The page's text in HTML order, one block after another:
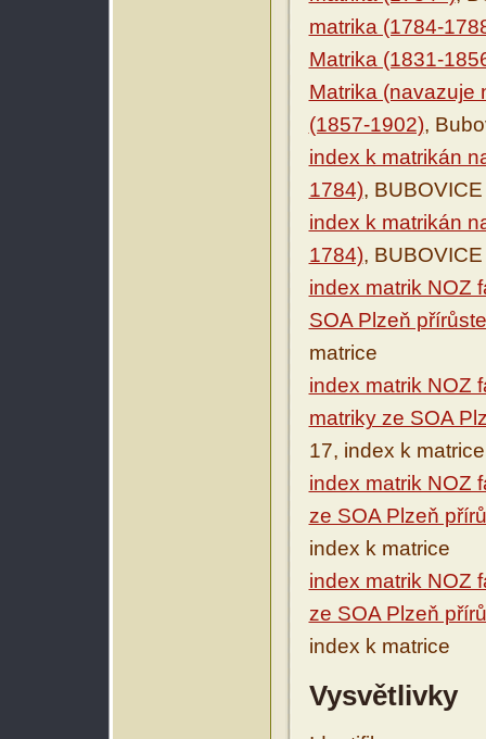
matrika (1784-
Matrika (1831-
Matrika (navazuje
(1857-1902),
index k matrikán
1784),
index k matrikán
1784),
index matrik NOZ
SOA Plzeň
matrice
index matrik NOZ
matriky ze SOA
17, index k matrice
index matrik NOZ
ze SOA Plzeň
index k matrice
index matrik NOZ
ze SOA Plzeň
index k matrice
Vysvětlivky